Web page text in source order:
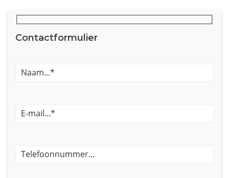
Contactformulier